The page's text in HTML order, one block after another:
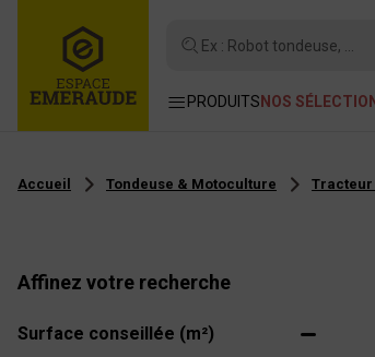
Ex : Robot tondeuse, ...
PRODUITS NOS
Accueil Tondeuse & Motoculture Tracteur
Affinez votre recherche
Surface conseillée (m²)